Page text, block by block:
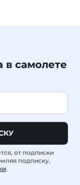
самолете
от подписки
подписку,
.